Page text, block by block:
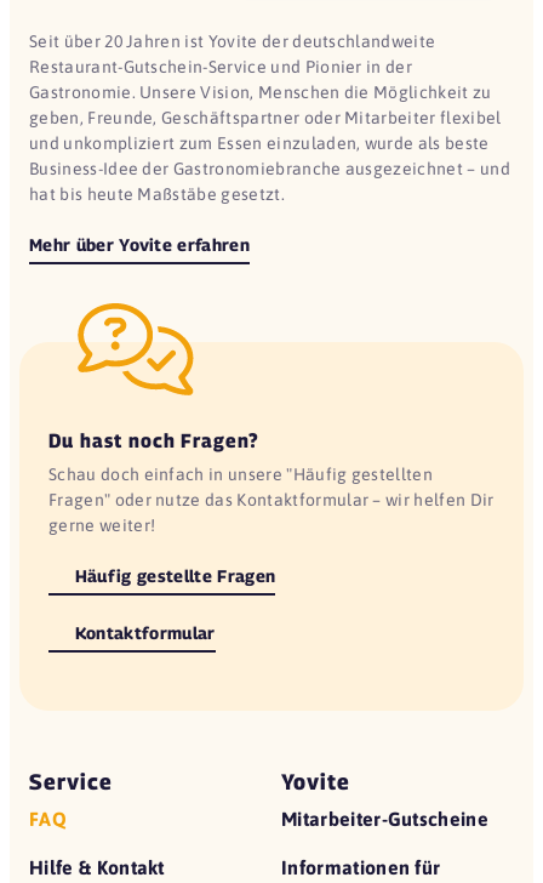
Seit über 20 Jahren ist Yovite der deutschlandweite
Restaurant-Gutschein-Service und Pionier in der
Gastronomie. Unsere Vision, Menschen die Möglichkeit zu
geben, Freunde, Geschäftspartner oder Mitarbeiter flexibel
und unkompliziert zum Essen einzuladen, wurde als beste
Business-Idee der Gastronomiebranche ausgezeichnet – und
hat bis heute Maßstäbe gesetzt.
Mehr über Yovite erfahren
Du hast noch Fragen?
Schau doch einfach in unsere "Häufig gestellten
Fragen" oder nutze das Kontaktformular – wir helfen Dir
gerne weiter!
Häufig gestellte Fragen
Kontaktformular
Service
FAQ
Hilfe & Kontakt
Yovite
Mitarbeiter-Gutscheine
Informationen für